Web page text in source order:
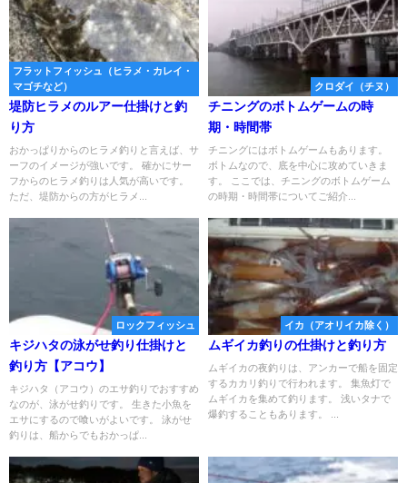
フラットフィッシュ（ヒラメ・カレイ・
マゴチなど）
堤防ヒラメのルアー仕掛けと釣
り方
おかっぱりからのヒラメ釣りと言えば、サ
ーフのイメージが強いです。 確かにサー
フからのヒラメ釣りは人気が高いです。
ただ、堤防からの方がヒラメ...
クロダイ（チヌ）
チニングのボトムゲームの時
期・時間帯
チニングにはボトムゲームもあります。
ボトムなので、底を中心に攻めていきま
す。 ここでは、チニングのボトムゲーム
の時期・時間帯についてご紹介...
ロックフィッシュ
キジハタの泳がせ釣り仕掛けと
釣り方【アコウ】
キジハタ（アコウ）のエサ釣りでおすすめ
なのが、泳がせ釣りです。 生きた小魚を
エサにするので喰いがよいです。 泳がせ
釣りは、船からでもおかっぱ...
イカ（アオリイカ除く）
ムギイカ釣りの仕掛けと釣り方
ムギイカの夜釣りは、アンカーで船を固定
するカカリ釣りで行われます。 集魚灯で
ムギイカを集めて釣ります。 浅いタナで
爆釣することもあります。 ...